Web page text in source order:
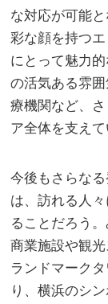
な対応が可能
彩な顔を持つ
にとって魅力
の活気ある雰
療機関など、
ア全体を支えて
今後もさらな
は、訪れる人
ることだろう
商業施設や観
ランドマーク
り、横浜のシ